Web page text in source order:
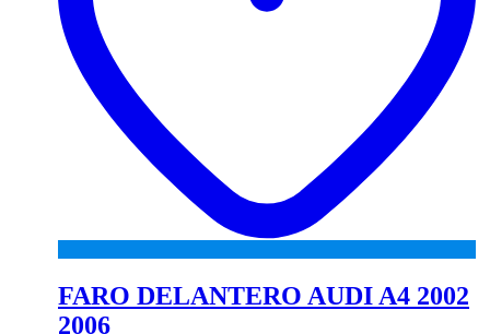
FARO DELANTERO AUDI A4 2002
2006